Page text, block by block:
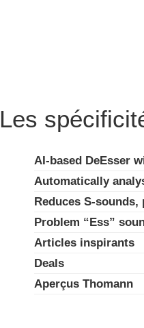
Les
AI-based DeEsser
Automatically
Reduces S-
Problem “Ess”
Articles inspirants
Deals
Aperçus Thomann